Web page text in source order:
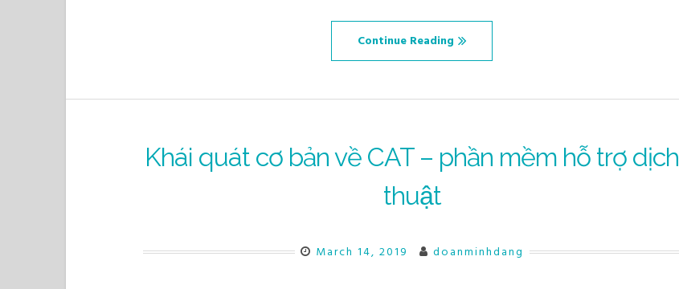
Continue Reading
Khái quát cơ bản về CAT – phần mềm hỗ trợ dịch
thuật
March 14, 2019 doanminhdang